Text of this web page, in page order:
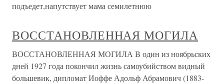
подъедет,напутствует мама семилетнюю
ВОССТАНОВЛЕННАЯ МОГИЛА
ВОССТАНОВЛЕННАЯ МОГИЛА В один из ноябрьских
дней 1927 года покончил жизнь самоубийством видный
большевик, дипломат Иоффе Адольф Абрамович (1883-